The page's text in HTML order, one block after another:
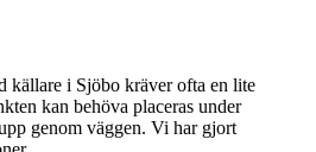
källare i Sjöbo kräver ofta en lite
kan behöva placeras under
genom väggen. Vi har gjort